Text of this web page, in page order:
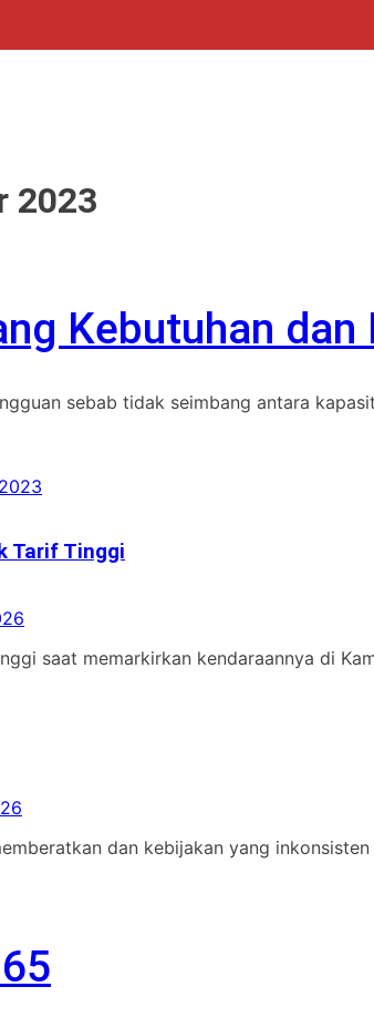
2023
Kebutuhan
sebab tidak seimbang antara
Tarif Tinggi
saat memarkirkan kendaraannya di
dan kebijakan yang